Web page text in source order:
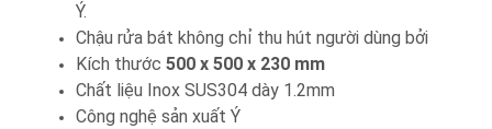
Ý.
Chậu rửa bát không chỉ thu hút người dùng bởi
Kích thước 500 x 500 x 230 mm
Chất liệu Inox SUS304 dày 1.2mm
Công nghệ sản xuất Ý